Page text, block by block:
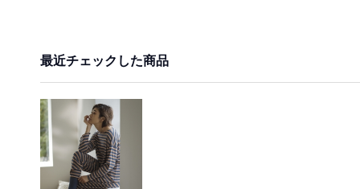
最近チェックした商品